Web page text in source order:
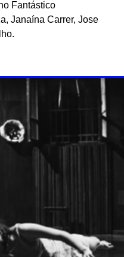
Fantástico
Janaína Carrer, Jose